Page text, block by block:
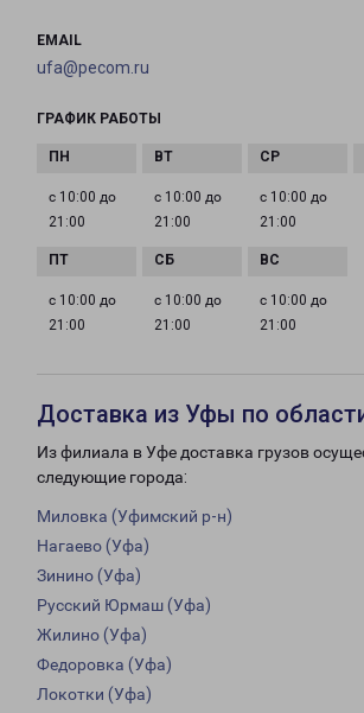
EMAIL
ufa@pecom.ru
ГРАФИК РАБОТЫ
с 10:00 до
21:00
с 10:00 до
21:00
с 10:00 до
21:00
с 10:00 до
21:00
с 10:00 до
21:00
с 10:00 до
21:00
Доставка из Уфы по
Из филиала в Уфе доставка грузов
следующие города:
Миловка (Уфимский р-н)
Нагаево (Уфа)
Зинино (Уфа)
Русский Юрмаш (Уфа)
Жилино (Уфа)
Федоровка (Уфа)
Локотки (Уфа)